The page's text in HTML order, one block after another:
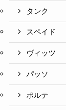
タンク
スペイド
ヴィッツ
パッソ
ポルテ